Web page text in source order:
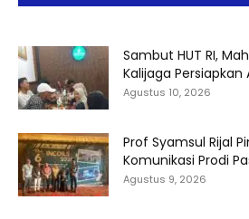
Sambut HUT RI,
Kalijaga Persiapkan
Agustus 10, 2026
Prof Syamsul Rijal
Komunikasi Prodi
Agustus 9, 2026